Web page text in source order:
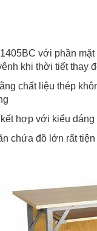
với phần
khi thời tiết thay
chất liệu thép
hợp với kiểu
chứa đồ lớn rất tiện